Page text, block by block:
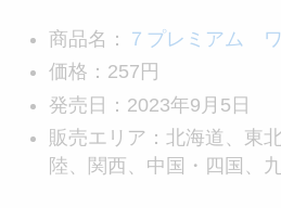
商品名：
７プレミアム
価格：257円
発売日：2023年9月5日
販売エリア：北海道、東
陸、関西、中国・四国、